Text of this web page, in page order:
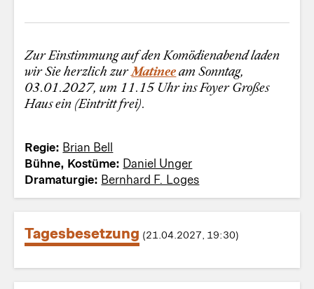
Zur Einstimmung auf den Komödienabend laden
wir Sie herzlich zurMatineeam Sonntag,
03.01.2027, um 11.15 Uhr ins Foyer Großes
Haus ein (Eintritt frei).
Regie: Brian Bell
Bühne, Kostüme: Daniel Unger
Dramaturgie: Bernhard F. Loges
Tagesbesetzung (21.04.2027, 19:30)